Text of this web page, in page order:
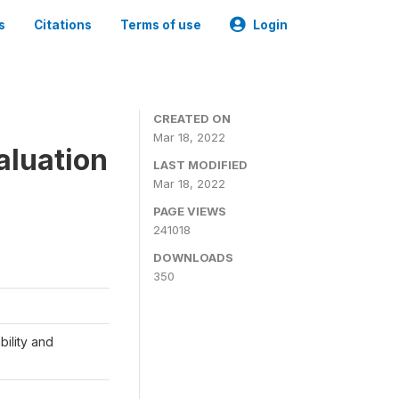
Citations Terms of use Login
and
CREATED ON
Mar 18, 2022
LAST MODIFIED
Mar 18, 2022
PAGE VIEWS
241018
DOWNLOADS
350